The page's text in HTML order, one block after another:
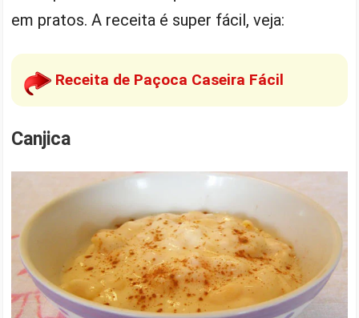
em pratos. A receita é super fácil, veja:
Receita de Paçoca Caseira Fácil
Canjica